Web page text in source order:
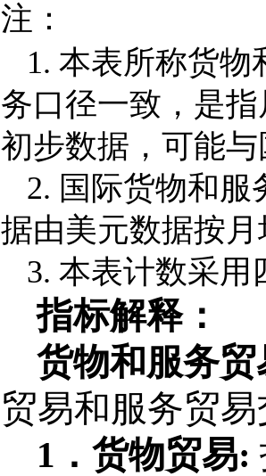
注：
1.本表所称货物
务口径一致，是
初步数据，可能
2. 国际货物和
据由美元数据按
3.本表计数采用
指标解释：
货物和服务贸
贸易和服务贸
1 ． 货物贸易: